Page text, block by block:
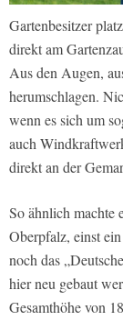
Gartenbesitzer
direkt am
Aus den Augen,
herumschlagen.
wenn es sich um
auch
direkt an der
So ähnlich machte
Oberpfalz, einst
noch das
hier neu gebaut
Gesamthöhe von